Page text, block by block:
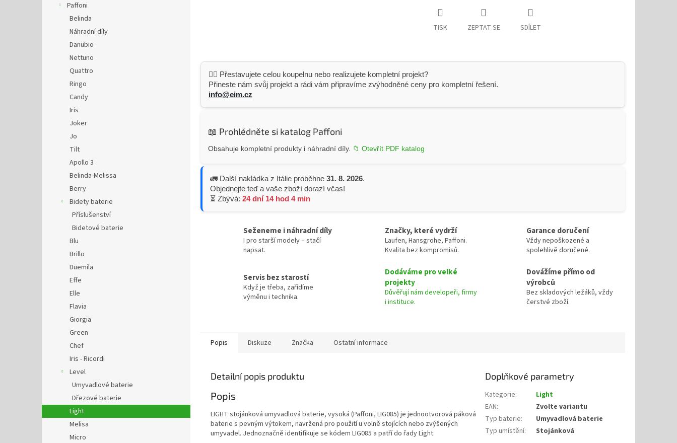
Paffoni
Belinda
Náhradní díly
Danubio
Nettuno
Quattro
Ringo
Candy
Iris
Joker
Jo
Tilt
Apollo 3
Belinda-Melissa
Berry
Bidety baterie
Příslušenství
Bidetové baterie
Blu
Brillo
Duemila
Effe
Elle
Flavia
Giorgia
Green
Chef
Iris - Ricordi
Level
Umyvadlové baterie
Dřezové baterie
Light
Melisa
Micro
TISK ZEPTAT SE SDÍLET
👷‍♂️ Přestavujete celou koupelnu nebo realizujete kompletní projekt?
Přineste nám svůj projekt a rádi vám připravíme zvýhodněné ceny pro kompletní řešení.
info@eim.cz
📖 Prohlédněte si katalog Paffoni
Obsahuje kompletní produkty i náhradní díly. 📁 Otevřít PDF katalog
🚛 Další nakládka z Itálie proběhne 31. 8. 2026.
Objednejte teď a vaše zboží dorazí včas!
⏳ Zbývá: 24 dní 14 hod 4 min
Seženeme i náhradní díly
I pro starší modely – stačí
napsat.
Značky, které vydrží
Laufen, Hansgrohe, Paffoni.
Kvalita bez kompromisů.
Garance doručení
Vždy nepoškozené a
spolehlivě doručené.
Servis bez starostí
Když je třeba, zařídíme
výměnu i technika.
Dodáváme pro velké
projekty
Důvěřují nám developeři, firmy
i instituce.
Dovážíme přímo od
výrobců
Bez skladových ležáků, vždy
čerstvé zboží.
Popis Diskuze Značka Ostatní informace
Detailní popis produktu
Popis
LIGHT stojánková umyvadlová baterie, vysoká (Paffoni, LIG085) je jednootvorová páková
baterie s pevným výtokem, navržená pro použití u volně stojících nebo zvýšených
umyvadel. Jednoznačně identifikuje se kódem LIG085 a patří do řady Light.
Doplňkové parametry
Kategorie:
Light
EAN:
Zvolte variantu
Typ baterie:
Umyvadlová baterie
Typ umístění: Stojánková